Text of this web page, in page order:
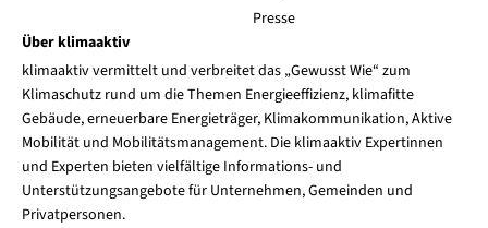
Presse
Über klimaaktiv
klimaaktiv vermittelt und verbreitet das „Gewusst Wie“ zum
Klimaschutz rund um die Themen Energieeffizienz, klimafitte
Gebäude, erneuerbare Energieträger, Klimakommunikation, Aktive
Mobilität und Mobilitätsmanagement. Die klimaaktiv Expertinnen
und Experten bieten vielfältige Informations- und
Unterstützungsangebote für Unternehmen, Gemeinden und
Privatpersonen.